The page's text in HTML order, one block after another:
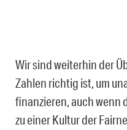
Wir sind weiterhin der
Zahlen richtig ist, um
finanzieren, auch wenn
zu einer Kultur der